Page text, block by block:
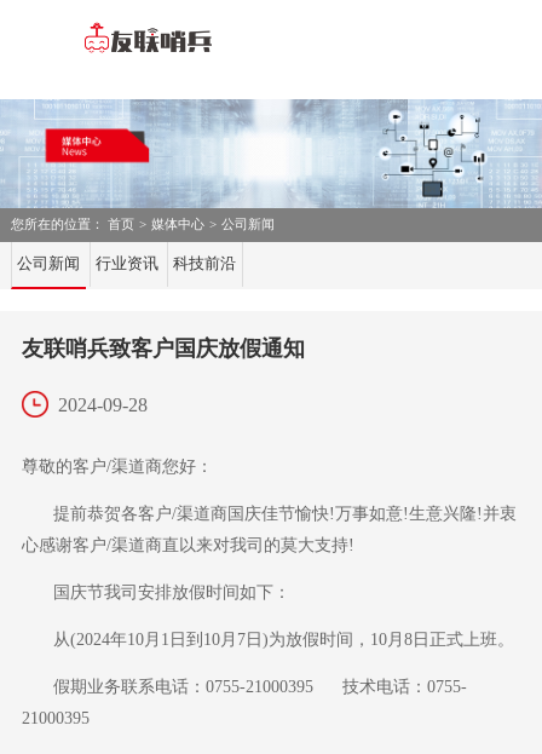
您所在的位置： 首页 > 媒体中心 > 公司新闻
公司新闻 行业资讯 科技前沿
友联哨兵致客户国庆放假通知
2024-09-28
尊敬的客户/渠道商您好：
提前恭贺各客户/渠道商国庆佳节愉快!万事如意!生意兴隆!并衷
心感谢客户/渠道商直以来对我司的莫大支持!
国庆节我司安排放假时间如下：
从(2024年10月1日到10月7日)为放假时间，10月8日正式上班。
假期业务联系电话： 0755-21000395 技术电话：0755-
21000395